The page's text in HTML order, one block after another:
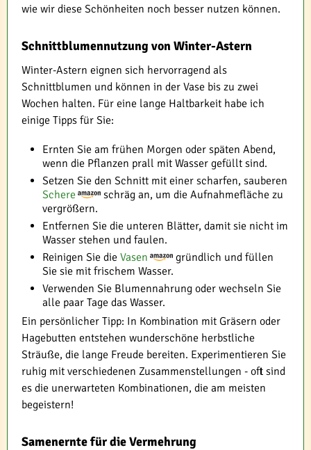
wie wir diese Schönheiten noch besser nutzen können.
Schnittblumennutzung von Winter-Astern
Winter-Astern eignen sich hervorragend als
Schnittblumen und können in der Vase bis zu zwei
Wochen halten. Für eine lange Haltbarkeit habe ich
einige Tipps für Sie:
Ernten Sie am frühen Morgen oder späten Abend,
wenn die Pflanzen prall mit Wasser gefüllt sind.
Setzen Sie den Schnitt mit einer scharfen, sauberen
Schere
schräg an, um die Aufnahmefläche zu
vergrößern.
Entfernen Sie die unteren Blätter, damit sie nicht im
Wasser stehen und faulen.
Reinigen Sie die Vasen
gründlich und füllen
Sie sie mit frischem Wasser.
Verwenden Sie Blumennahrung oder wechseln Sie
alle paar Tage das Wasser.
Ein persönlicher Tipp: In Kombination mit Gräsern oder
Hagebutten entstehen wunderschöne herbstliche
Sträuße, die lange Freude bereiten. Experimentieren Sie
ruhig mit verschiedenen Zusammenstellungen - oft sind
es die unerwarteten Kombinationen, die am meisten
begeistern!
Samenernte für die Vermehrung